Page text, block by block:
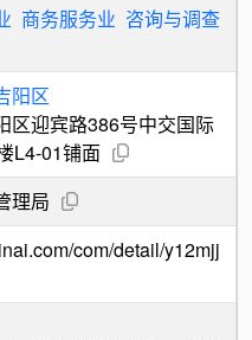
商务服务业 咨询与调查
阳区
区迎宾路386号中交国际
L4-01铺面
理局
com/detail/y12mjj